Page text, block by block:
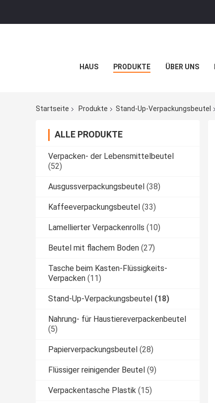
HAUS PRODUKTE ÜBER UNS
Startseite Produkte Stand-Up-Verpackungsbeutel
ALLE PRODUKTE
Verpacken- der Lebensmittelbeutel
(52)
Ausgussverpackungsbeutel (38)
Kaffeeverpackungsbeutel (33)
Lamellierter Verpackenrolls (10)
Beutel mit flachem Boden (27)
Tasche beim Kasten-Flüssigkeits-
Verpacken (11)
Stand-Up-Verpackungsbeutel (18)
Nahrung- für Haustiereverpackenbeutel
(5)
Papierverpackungsbeutel (28)
Flüssiger reinigender Beutel (9)
Verpackentasche Plastik (15)